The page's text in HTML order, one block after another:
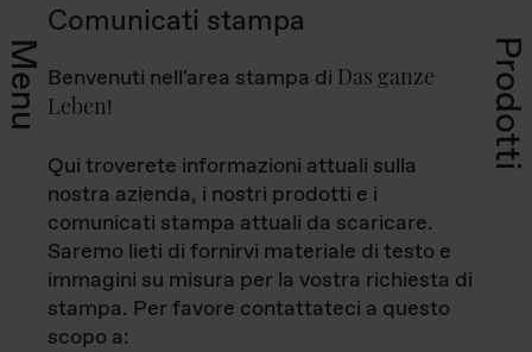
Menu Prodotti
Comunicati stampa
Benvenuti nell'area stampa di Das ganze
Leben!
Qui troverete informazioni attuali sulla
nostra azienda, i nostri prodotti e i
comunicati stampa attuali da scaricare.
Saremo lieti di fornirvi materiale di testo e
immagini su misura per la vostra richiesta di
stampa. Per favore contattateci a questo
scopo a: